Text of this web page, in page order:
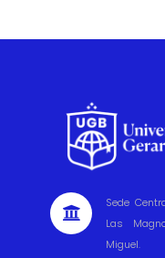

Sede
Las
Miguel.